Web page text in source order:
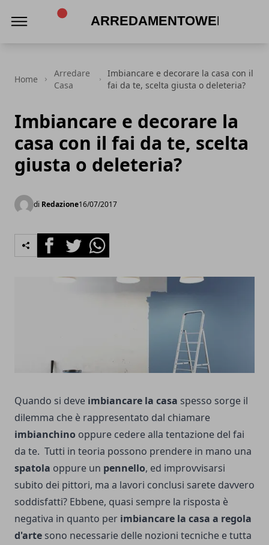
Home
Arredare
Casa
Imbiancare e decorare la casa con il
fai da te, scelta giusta o deleteria?
Imbiancare e decorare la
casa con il fai da te, scelta
giusta o deleteria?
di Redazione16/07/2017
FacebookTwitterWhatsapp
Quando si deve imbiancare la casa spesso sorge il
dilemma che è rappresentato dal chiamare
imbianchino oppure cedere alla tentazione del fai
da te. Tutti in teoria possono prendere in mano una
spatola oppure un pennello, ed improvvisarsi
subito dei pittori, ma a lavori conclusi sarete davvero
soddisfatti? Ebbene, quasi sempre la risposta è
negativa in quanto per imbiancare la casa a regola
d'arte sono necessarie delle nozioni tecniche e tutta